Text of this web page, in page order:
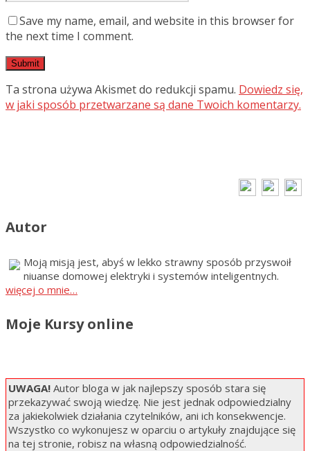
Save my name, email, and website in this browser for
the next time I comment.
Ta strona używa Akismet do redukcji spamu. Dowiedz się,
w jaki sposób przetwarzane są dane Twoich komentarzy.
Autor
Moją misją jest, abyś w lekko strawny sposób przyswoił
niuanse domowej elektryki i systemów inteligentnych.
więcej o mnie…
Moje Kursy online
UWAGA! Autor bloga w jak najlepszy sposób stara się
przekazywać swoją wiedzę. Nie jest jednak odpowiedzialny
za jakiekolwiek działania czytelników, ani ich konsekwencje.
Wszystko co wykonujesz w oparciu o artykuły znajdujące się
na tej stronie, robisz na własną odpowiedzialność.